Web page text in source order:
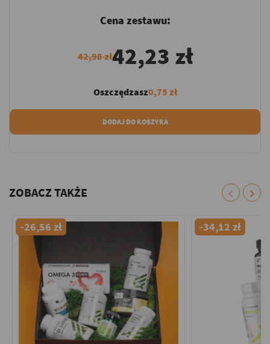
Cena zestawu:
42,98 zł42,23 zł
Oszczędzasz0,75 zł
DODAJ DO KOSZYKA
ZOBACZ TAKŻE chevron_right
chevron_left
-26,56 zł -34,12 zł